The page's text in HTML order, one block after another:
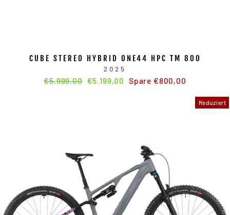
CUBE STEREO HYBRID ONE44 HPC TM 800
2025
Normaler
€5.999,00 Sonderpreis
€5.199,00 Spare €800,00
Reduziert